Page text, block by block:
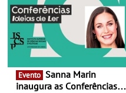
Evento
inaugura as Conferências